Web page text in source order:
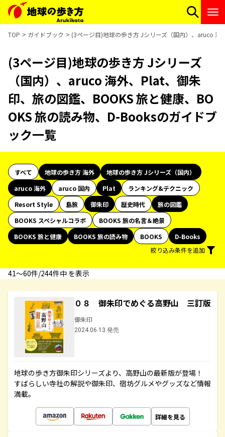
TOP ガイドブック (3ページ目)地球の歩き方 Jシリーズ（国内）、aruco
(3ページ目)地球の歩き方 Jシリーズ
（国内）、aruco 海外、Plat、御朱
印、旅の図鑑、BOOKS 旅と健康、BO
OKS 旅の読み物、D-Booksのガイドブ
ック一覧
すべて 地球の歩き方 海外
地球の歩き方 Jシリーズ（国内）
aruco 海外
aruco 国内 Plat
ランキング&テクニック
Resort Style
島旅 御朱印 歴史時代
旅の図鑑
BOOKS スペシャルコラボ
BOOKS 旅の名言＆絶景
BOOKS 旅と健康
BOOKS 旅の読み物 BOOKS
D-Books
絞り込み条件を追加
41〜60件/244件中 を表示
０８ 御朱印でめぐる高野山 三訂版
御朱印
2024.06.13 発売
地球の歩き方御朱印シリーズより、高野山の最新版が登場！
すばらしい寺社の解説や御朱印、宿坊グルメやグッズなど情報
満載。
詳細を見る